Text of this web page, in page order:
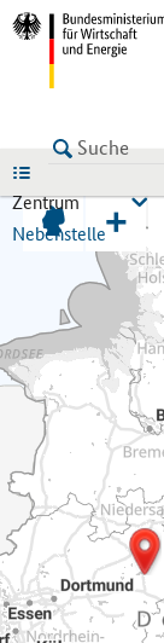
Zentrum
Nebenstelle+